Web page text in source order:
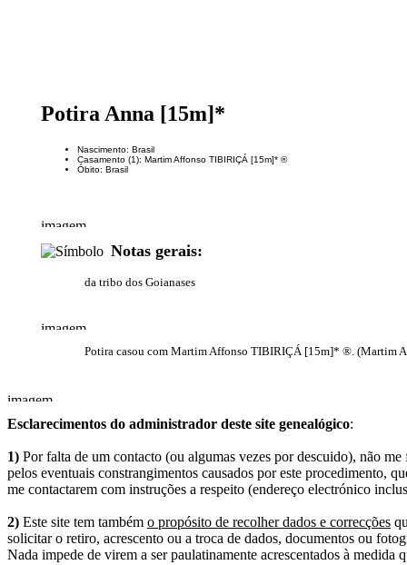
Potira Anna [15m]*
Nascimento: Brasil
Casamento (1): Martim Affonso TIBIRIÇÁ [15m]* ®
Óbito: Brasil
Notas gerais:
da tribo dos Goianases
Potira casou com Martim Affonso TIBIRIÇÁ [15m]* ®. (Martim
Esclarecimentos do administrador deste site genealógico:
1) Por falta de um contacto (ou algumas vezes por descuido), não
pelos eventuais constrangimentos causados por este procedimento,
me contactarem com instruções a respeito (endereço electrónico
2) Este site tem também o propósito de recolher dados e correcções
solicitar o retiro, acrescento ou a troca de dados, documentos ou
Nada impede de virem a ser paulatinamente acrescentados à